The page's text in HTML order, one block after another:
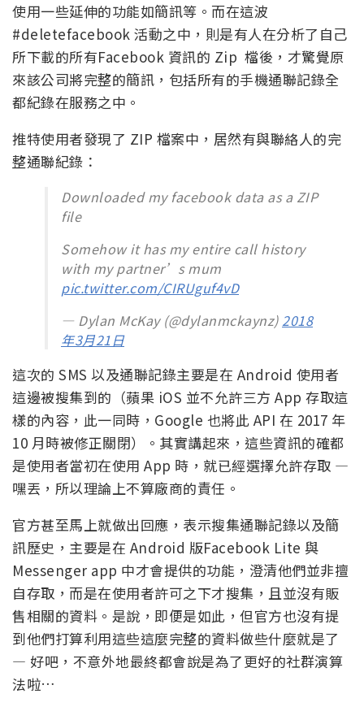
使用一些延伸的功能如簡訊等。而在這波
#deletefacebook 活動之中，則是有人在分析了自己
所下載的所有Facebook 資訊的 Zip 檔後，才驚覺原
來該公司將完整的簡訊，包括所有的手機通聯記錄全
都紀錄在服務之中。
推特使用者發現了 ZIP 檔案中，居然有與聯絡人的完
整通聯紀錄：
Downloaded my facebook data as a ZIP
file
Somehow it has my entire call history
with my partner’s mum
pic.twitter.com/CIRUguf4vD
— Dylan McKay (@dylanmckaynz)2018
年3月21日
這次的 SMS 以及通聯記錄主要是在 Android 使用者
這邊被搜集到的（蘋果 iOS 並不允許三方 App 存取這
樣的內容，此一同時，Google 也將此 API 在 2017 年
10 月時被修正關閉）。其實講起來，這些資訊的確都
是使用者當初在使用 App 時，就已經選擇允許存取 —
嘿丟，所以理論上不算廠商的責任。
官方甚至馬上就做出回應，表示搜集通聯記錄以及簡
訊歷史，主要是在 Android 版Facebook Lite 與
Messenger app 中才會提供的功能，澄清他們並非擅
自存取，而是在使用者許可之下才搜集，且並沒有販
售相關的資料。是說，即便是如此，但官方也沒有提
到他們打算利用這些這麼完整的資料做些什麼就是了
— 好吧，不意外地最終都會說是為了更好的社群演算
法啦…